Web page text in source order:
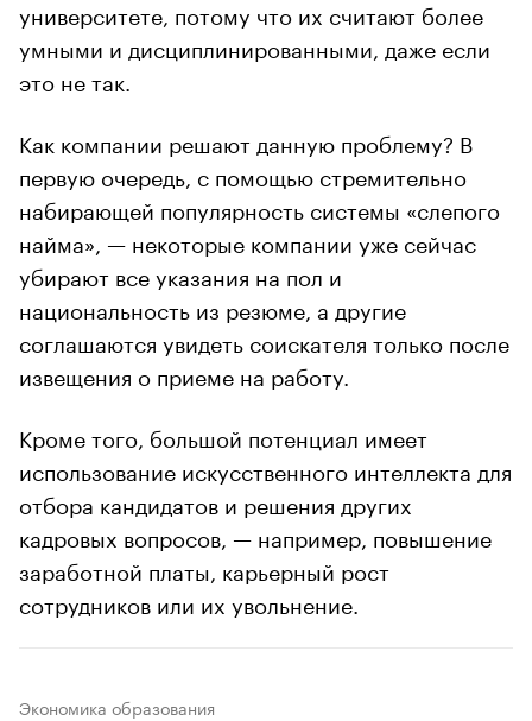
университете, потому что их считают более
умными и дисциплинированными, даже если
это не так.
Как компании решают данную проблему? В
первую очередь, с помощью стремительно
набирающей популярность системы «слепого
найма», — некоторые компании уже сейчас
убирают все указания на пол и
национальность из резюме, а другие
соглашаются увидеть соискателя только после
извещения о приеме на работу.
Кроме того, большой потенциал имеет
использование искусственного интеллекта для
отбора кандидатов и решения других
кадровых вопросов, — например, повышение
заработной платы, карьерный рост
сотрудников или их увольнение.
Экономика образования